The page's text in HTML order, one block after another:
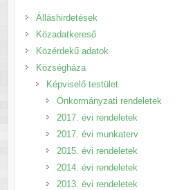
Álláshirdetések
Közadatkereső
Közérdekű adatok
Községháza
Képviselő testület
Önkormányzati rendeletek
2017. évi rendeletek
2017. évi munkaterv
2015. évi rendeletek
2014. évi rendeletek
2013. évi rendeletek